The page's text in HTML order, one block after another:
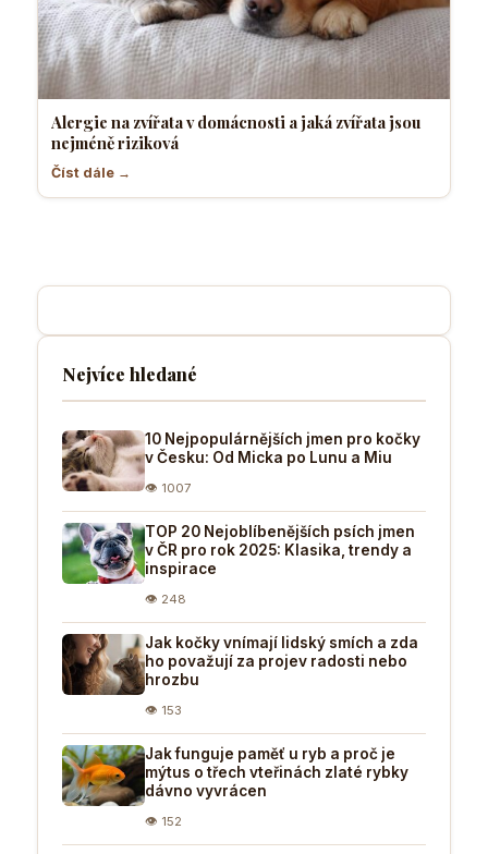
Alergie na zvířata v domácnosti a jaká zvířata jsou
nejméně riziková
Číst dále →
Nejvíce hledané
10 Nejpopulárnějších jmen pro kočky
v Česku: Od Micka po Lunu a Miu
👁 1007
TOP 20 Nejoblíbenějších psích jmen
v ČR pro rok 2025: Klasika, trendy a
inspirace
👁 248
Jak kočky vnímají lidský smích a zda
ho považují za projev radosti nebo
hrozbu
👁 153
Jak funguje paměť u ryb a proč je
mýtus o třech vteřinách zlaté rybky
dávno vyvrácen
👁 152